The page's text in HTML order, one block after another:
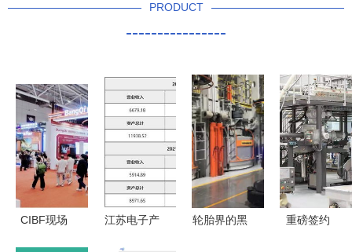
PRODUCT
----------------
CIBF现场
江苏电子产
轮胎界的黑
重磅签约